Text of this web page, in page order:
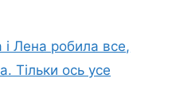
і Лена робила все,
Тільки ось усе